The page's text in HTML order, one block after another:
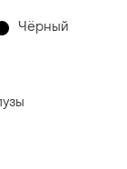
Чёрный